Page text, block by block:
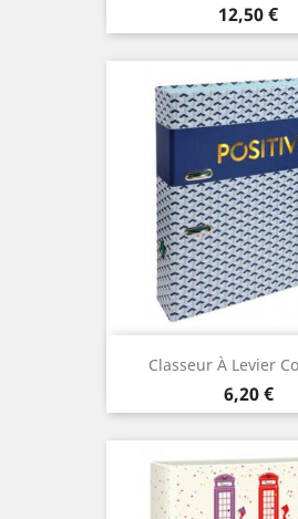
Prix
12,50 €
Classeur À Levier
Prix
6,20 €